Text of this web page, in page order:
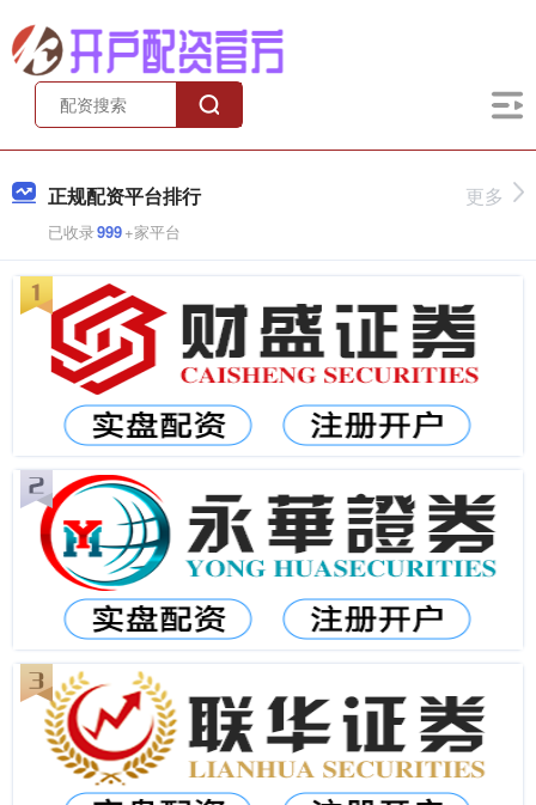
正规配资平台排行
已收录999+家平台
更多